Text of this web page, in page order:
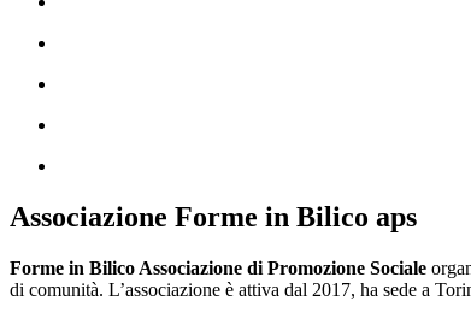
Associazione Forme in Bilico aps
Forme in Bilico Associazione di Promozione Sociale
di comunità. L’associazione è attiva dal 2017, ha sede a